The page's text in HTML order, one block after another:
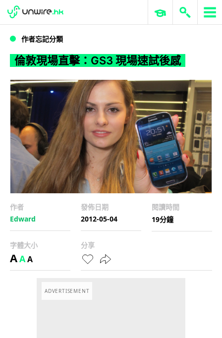
倫敦現場直擊：GS3 現場速試後感
WWDC 2026 ERP 與商業 AI
作者忘記分類
倫敦現場直擊：GS3 現場速試後感
作者
Edward
發佈日期
2012-05-04
閱讀時間
19分鐘
字體大小
AAA
分享
ADVERTISEMENT